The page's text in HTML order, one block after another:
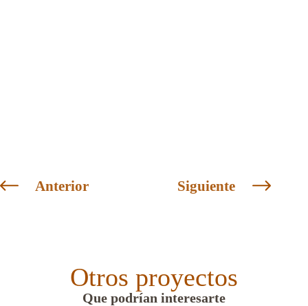
Anterior Siguiente
Otros proyectos
Que podrían interesarte